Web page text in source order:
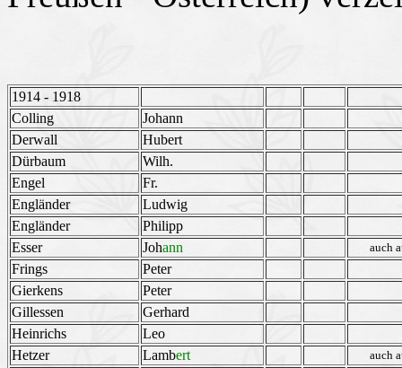
1914 - 1918
Colling
Johann
Derwall
Hubert
Dürbaum
Wilh.
Engel
Fr.
Engländer
Ludwig
Engländer
Philipp
Esser
Johann auch
Frings
Peter
Gierkens
Peter
Gillessen
Gerhard
Heinrichs
Leo
Hetzer
Lambert auch